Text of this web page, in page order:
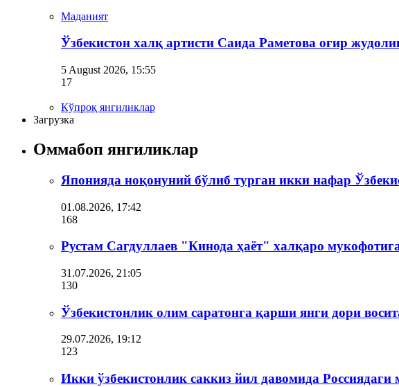
Маданият
Ўзбекистон халқ артисти Саида Раметова оғир
5 August 2026, 15:55
17
Кўпроқ янгиликлар
Загрузка
Оммабоп янгиликлар
Японияда ноқонуний бўлиб турган икки нафар
01.08.2026, 17:42
168
Рустам Сагдуллаев "Кинода ҳаёт" халқаро
31.07.2026, 21:05
130
Ўзбекистонлик олим саратонга қарши янги дори
29.07.2026, 19:12
123
Икки ўзбекистонлик саккиз йил давомида